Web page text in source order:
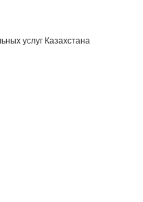
услуг Казахстана